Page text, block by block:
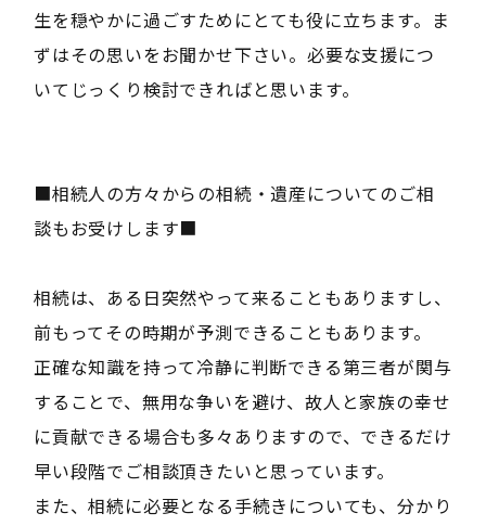
生を穏やかに過ごすためにとても役に立ちます。ま
ずはその思いをお聞かせ下さい。必要な支援につ
いてじっくり検討できればと思います。
■相続人の方々からの相続・遺産についてのご相
談もお受けします■
相続は、ある日突然やって来ることもありますし、
前もってその時期が予測できることもあります。
正確な知識を持って冷静に判断できる第三者が関与
することで、無用な争いを避け、故人と家族の幸せ
に貢献できる場合も多々ありますので、できるだけ
早い段階でご相談頂きたいと思っています。
また、相続に必要となる手続きについても、分かり